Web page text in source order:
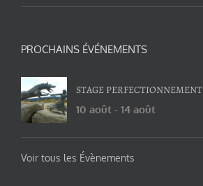
PROCHAINS ÉVÉNEMENTS
STAGE PERFECTIONNEMENT
10 août - 14 août
Voir tous les Évènements